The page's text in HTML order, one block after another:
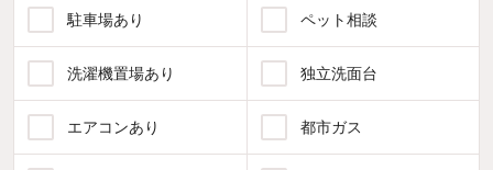
駐車場あり ペット相談
洗濯機置場あり 独立洗面台
エアコンあり 都市ガス